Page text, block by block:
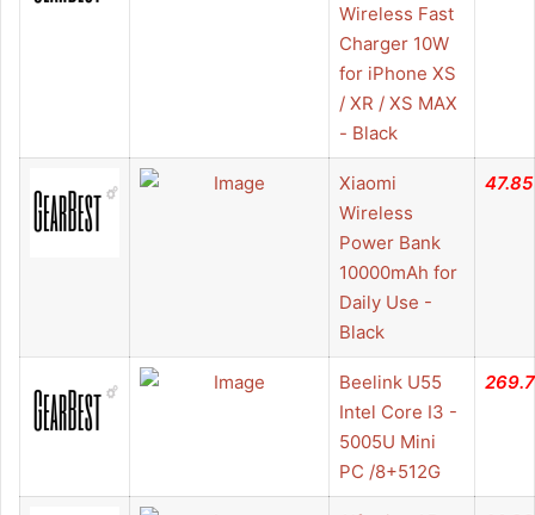
Wireless Fast
Charger 10W
for iPhone XS
/ XR / XS MAX
- Black
Xiaomi
Wireless
Power Bank
10000mAh for
Daily Use -
Black
47.85
Beelink U55
Intel Core I3 -
5005U Mini
PC /8+512G